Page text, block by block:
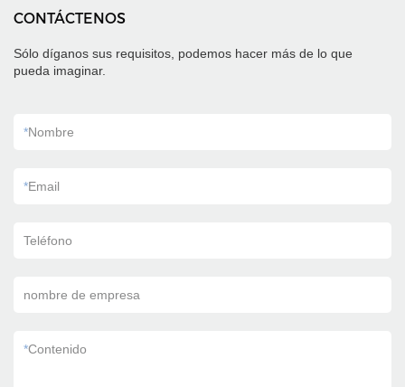
CONTÁCTENOS
Sólo díganos sus requisitos, podemos hacer más de lo que
pueda imaginar.
*Nombre
*Email
Teléfono
nombre de empresa
*Contenido